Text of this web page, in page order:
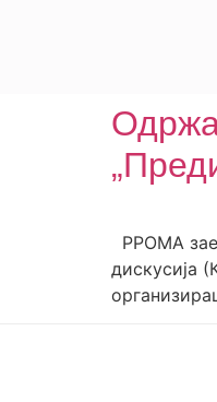
РРОМА
дискусија